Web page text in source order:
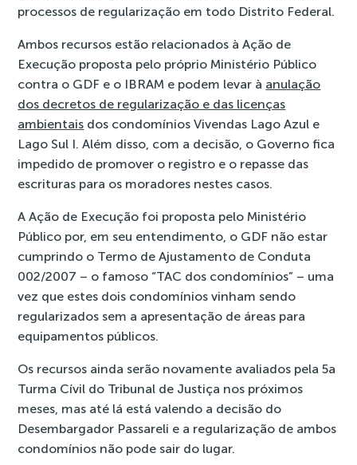
processos de regularização em todo Distrito Federal.
Ambos recursos estão relacionados à Ação de
Execução proposta pelo próprio Ministério Público
contra o GDF e o IBRAM e podem levar à anulação
dos decretos de regularização e das licenças
ambientais dos condomínios Vivendas Lago Azul e
Lago Sul I. Além disso, com a decisão, o Governo fica
impedido de promover o registro e o repasse das
escrituras para os moradores nestes casos.
A Ação de Execução foi proposta pelo Ministério
Público por, em seu entendimento, o GDF não estar
cumprindo o Termo de Ajustamento de Conduta
002/2007 – o famoso “TAC dos condomínios” – uma
vez que estes dois condomínios vinham sendo
regularizados sem a apresentação de áreas para
equipamentos públicos.
Os recursos ainda serão novamente avaliados pela 5a
Turma Cívil do Tribunal de Justiça nos próximos
meses, mas até lá está valendo a decisão do
Desembargador Passareli e a regularização de ambos
condomínios não pode sair do lugar.